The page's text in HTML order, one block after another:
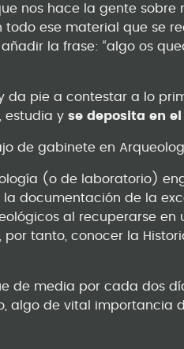
nos hace la gente
todo ese material que se
la frase: “algo os
da pie a contestar a lo
estudia yse deposita en
de gabinete en
(o de laboratorio)
documentación de la
al recuperarse
tanto, conocer la
de media por cada dos
algo de vital importancia